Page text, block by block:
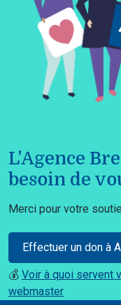
L'Agence
besoin de
Merci pour votre
Effectuer un don à
💰 Voir à quoi servent
webmaster